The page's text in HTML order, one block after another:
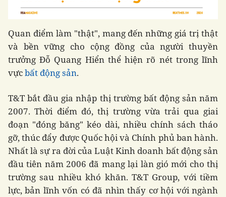
Quan điểm làm "thật", mang đến những giá trị thật
và bền vững cho cộng đồng của người thuyền
trưởng Đỗ Quang Hiển thể hiện rõ nét trong lĩnh
vựcbất động sản.
T&T bắt đầu gia nhập thị trường bất động sản năm
2007. Thời điểm đó, thị trường vừa trải qua giai
đoạn "đóng băng" kéo dài, nhiều chính sách tháo
gỡ, thúc đẩy được Quốc hội và Chính phủ ban hành.
Nhất là sự ra đời của Luật Kinh doanh bất động sản
đầu tiên năm 2006 đã mang lại làn gió mới cho thị
trường sau nhiều khó khăn. T&T Group, với tiềm
lực, bản lĩnh vốn có đã nhìn thấy cơ hội với ngành